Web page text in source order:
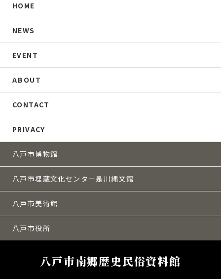
HOME
NEWS
EVENT
ABOUT
CONTACT
PRIVACY
八戸市博物館
八戸市埋蔵文化センター是川縄文館
八戸市美術館
八戸市役所
八戸市南郷歴史民俗資料館